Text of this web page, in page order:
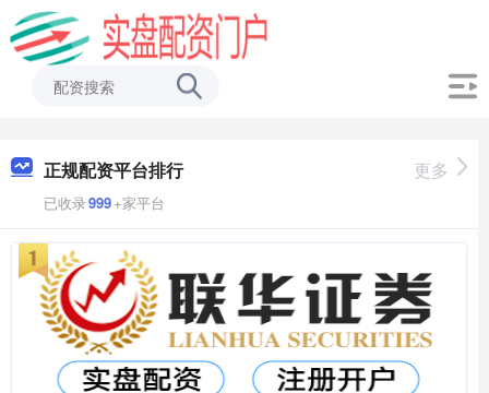
正规配资平台排行
已收录999+家平台
更多